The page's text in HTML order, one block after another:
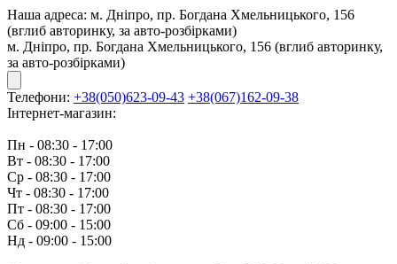
Наша адреса: м. Дніпро, пр. Богдана Хмельницького, 156
(вглиб авторинку, за авто-розбірками)
м. Дніпро, пр. Богдана Хмельницького, 156 (вглиб авторинку,
за авто-розбірками)
Телефони: +38(050)623-09-43 +38(067)162-09-38
Інтернет-магазин:
Пн - 08:30 - 17:00
Вт - 08:30 - 17:00
Ср - 08:30 - 17:00
Чт - 08:30 - 17:00
Пт - 08:30 - 17:00
Сб - 09:00 - 15:00
Нд - 09:00 - 15:00